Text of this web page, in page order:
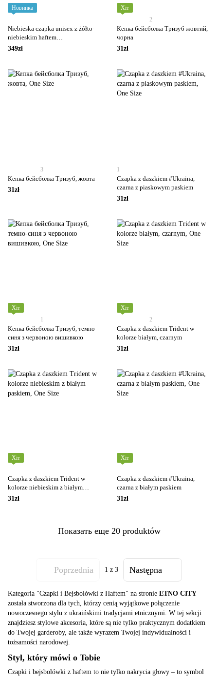
Новинка
Niebieska czapka unisex z żółto-
niebieskim haftem
przedstawiającym lwa oraz
349zł
Хіт
2
Кепка бейсболка Тризуб жовтий,
чорна
31zł
3
Кепка бейсболка Тризуб, жовта
31zł
1
Czapka z daszkiem #Ukraina,
czarna z piaskowym paskiem
31zł
Хіт
1
Кепка бейсболка Тризуб, темно-
синя з червоною вишивкою
31zł
Хіт
2
Czapka z daszkiem Trident w
kolorze białym, czarnym
31zł
Хіт
Czapka z daszkiem Trident w
kolorze niebieskim z białym
paskiem
31zł
Хіт
Czapka z daszkiem #Ukraina,
czarna z białym paskiem
31zł
Показать еще 20 produktów
Poprzednia 1 z 3 Następna
Kategoria "Czapki i Bejsbolówki z Haftem" na stronie ETNO CITY
została stworzona dla tych, którzy cenią wyjątkowe połączenie
nowoczesnego stylu z ukraińskimi tradycjami etnicznymi. W tej sekcji
znajdziesz stylowe akcesoria, które są nie tylko praktycznym dodatkiem
do Twojej garderoby, ale także wyrazem Twojej indywidualności i
tożsamości narodowej.
Styl, który mówi o Tobie
Czapki i bejsbolówki z haftem to nie tylko nakrycia głowy – to symbol